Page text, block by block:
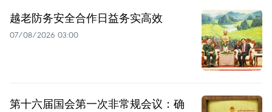
越老防务安全合作日益务实高效
07/08/2026 03:00
第十六届国会第一次非常规会议：确